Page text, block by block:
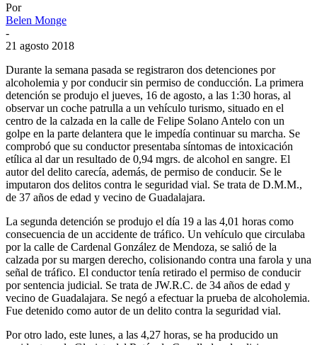
Por
Belen Monge
-
21 agosto 2018
Durante la semana pasada se registraron dos detenciones por
alcoholemia y por conducir sin permiso de conducción. La primera
detención se produjo el jueves, 16 de agosto, a las 1:30 horas, al
observar un coche patrulla a un vehículo turismo, situado en el
centro de la calzada en la calle de Felipe Solano Antelo con un
golpe en la parte delantera que le impedía continuar su marcha. Se
comprobó que su conductor presentaba síntomas de intoxicación
etílica al dar un resultado de 0,94 mgrs. de alcohol en sangre. El
autor del delito carecía, además, de permiso de conducir. Se le
imputaron dos delitos contra le seguridad vial. Se trata de D.M.M.,
de 37 años de edad y vecino de Guadalajara.
La segunda detención se produjo el día 19 a las 4,01 horas como
consecuencia de un accidente de tráfico. Un vehículo que circulaba
por la calle de Cardenal González de Mendoza, se salió de la
calzada por su margen derecho, colisionando contra una farola y una
señal de tráfico. El conductor tenía retirado el permiso de conducir
por sentencia judicial. Se trata de JW.R.C. de 34 años de edad y
vecino de Guadalajara. Se negó a efectuar la prueba de alcoholemia.
Fue detenido como autor de un delito contra la seguridad vial.
Por otro lado, este lunes, a las 4,27 horas, se ha producido un